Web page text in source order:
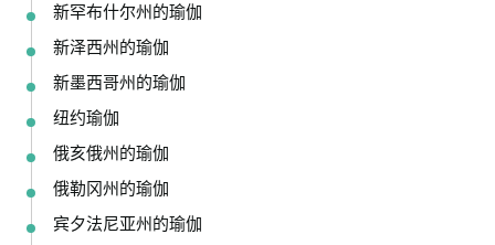
新罕布什尔州的瑜伽
新泽西州的瑜伽
新墨西哥州的瑜伽
纽约瑜伽
俄亥俄州的瑜伽
俄勒冈州的瑜伽
宾夕法尼亚州的瑜伽